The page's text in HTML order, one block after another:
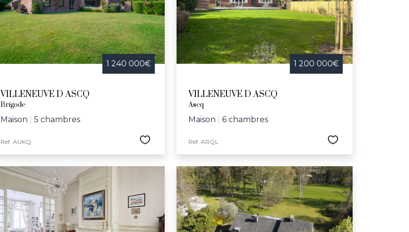
1 240 000€
VILLENEUVE D ASCQ
Brigode
Maison 5 chambres
Réf. AUKQ
1 200 000€
VILLENEUVE D ASCQ
Ascq
Maison 6 chambres
Réf. ARQL